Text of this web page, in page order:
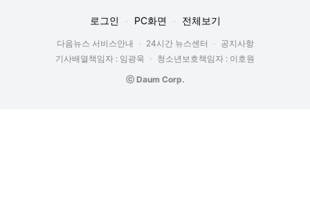
로그인 PC화면 전체보기
다음뉴스 서비스안내 24시간 뉴스센터
공지사항
기사배열책임자 : 임광욱
청소년보호책임자 : 이호원
ⓒ Daum Corp.